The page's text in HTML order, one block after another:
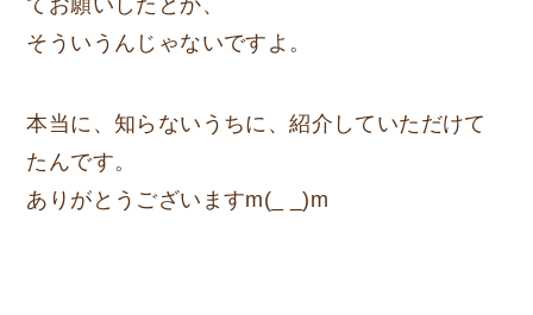
てお願いしたとか、
そういうんじゃないですよ。
本当に、知らないうちに、紹介していただけて
たんです。
ありがとうございますm(_ _)m